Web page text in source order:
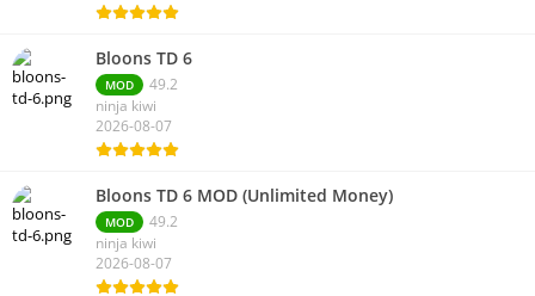
Bloons TD 6
MOD
49.2
ninja kiwi
2026-08-07
Bloons TD 6 MOD (Unlimited Money)
MOD
49.2
ninja kiwi
2026-08-07